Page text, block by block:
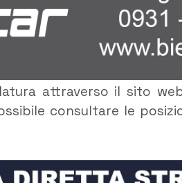
attraverso il sito
consultare le